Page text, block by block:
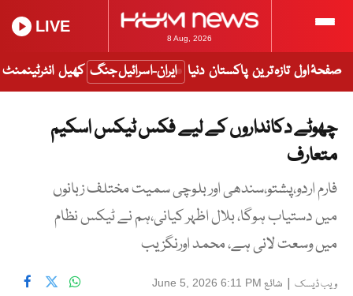
8 Aug, 2026
LIVE
صفحۂ اول تازہ ترین پاکستان دنیا ایران-اسرائیل جنگ کھیل انٹرٹینمنٹ
چھوٹے دکانداروں کے لیے فکس ٹیکس اسکیم
متعارف
فارم اردو،پشتو،سندھی اور بلوچی سمیت مختلف زبانوں
میں دستیاب ہوگا، بلال اظہر کیانی،ہم نے ٹیکس نظام
میں وسعت لانی ہے، محمد اورنگزیب
ویب ڈیسک | شائع June 5, 2026 6:11 PM